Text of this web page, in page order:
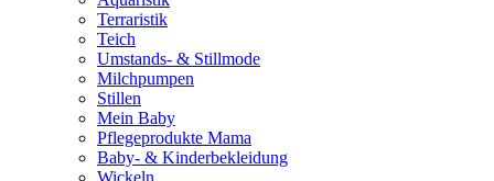
Terraristik
Teich
Umstands- & Stillmode
Milchpumpen
Stillen
Mein Baby
Pflegeprodukte Mama
Baby- & Kinderbekleidung
Wickeln